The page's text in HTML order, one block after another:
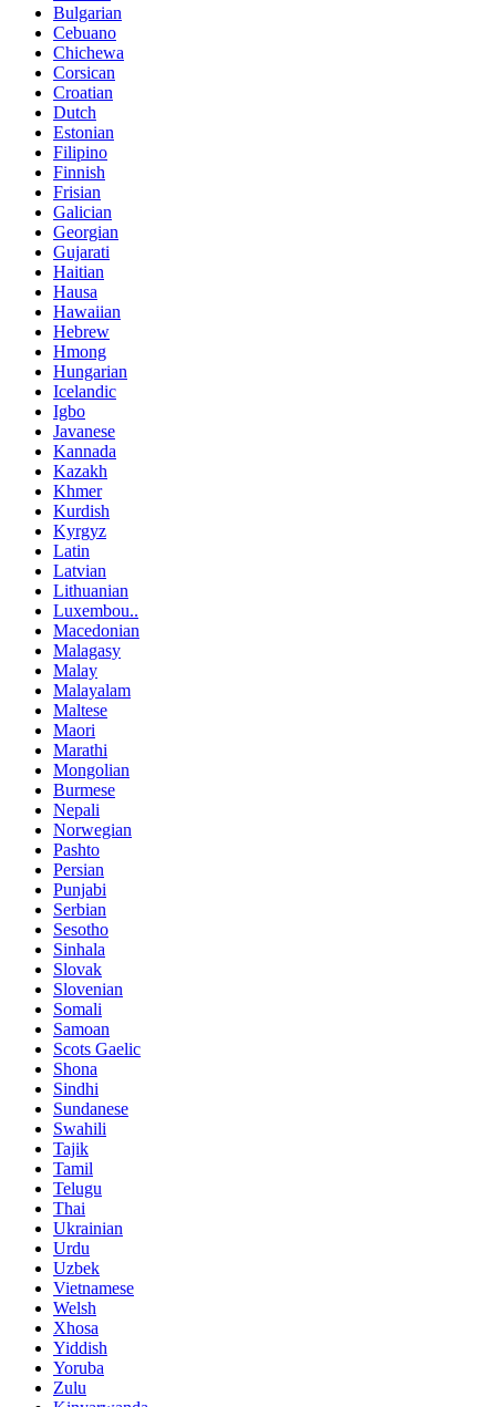
Bulgarian
Cebuano
Chichewa
Corsican
Croatian
Dutch
Estonian
Filipino
Finnish
Frisian
Galician
Georgian
Gujarati
Haitian
Hausa
Hawaiian
Hebrew
Hmong
Hungarian
Icelandic
Igbo
Javanese
Kannada
Kazakh
Khmer
Kurdish
Kyrgyz
Latin
Latvian
Lithuanian
Luxembou..
Macedonian
Malagasy
Malay
Malayalam
Maltese
Maori
Marathi
Mongolian
Burmese
Nepali
Norwegian
Pashto
Persian
Punjabi
Serbian
Sesotho
Sinhala
Slovak
Slovenian
Somali
Samoan
Scots Gaelic
Shona
Sindhi
Sundanese
Swahili
Tajik
Tamil
Telugu
Thai
Ukrainian
Urdu
Uzbek
Vietnamese
Welsh
Xhosa
Yiddish
Yoruba
Zulu